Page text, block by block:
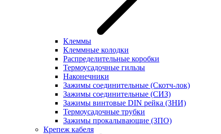
Клеммы
Клеммные колодки
Распределительные коробки
Термоусадочные гильзы
Наконечники
Зажимы соединительные (Скотч-лок)
Зажимы соединительные (СИЗ)
Зажимы винтовые DIN рейка (ЗНИ)
Термоусадочные трубки
Зажимы прокалывающие (ЗПО)
Крепеж кабеля